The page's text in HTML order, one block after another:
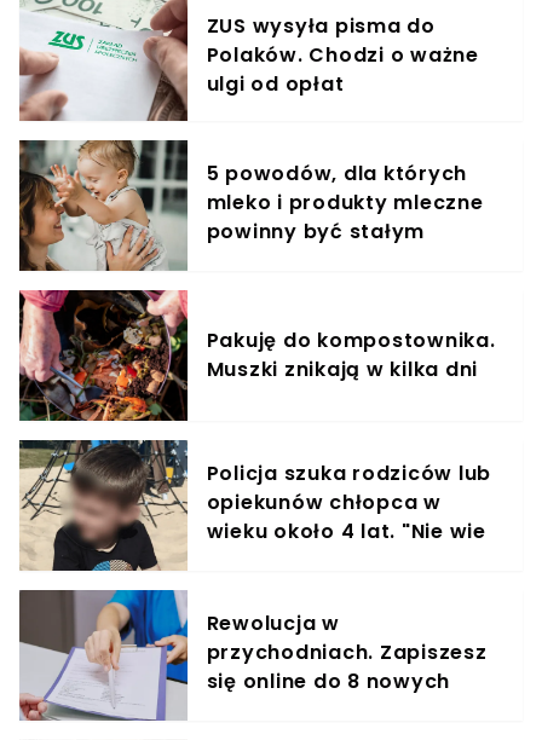
ZUS wysyła pisma do
Polaków. Chodzi o ważne
ulgi od opłat
5 powodów, dla których
mleko i produkty mleczne
powinny być stałym
Pakuję do kompostownika.
Muszki znikają w kilka dni
Policja szuka rodziców lub
opiekunów chłopca w
wieku około 4 lat. "Nie wie
Rewolucja w
przychodniach. Zapiszesz
się online do 8 nowych